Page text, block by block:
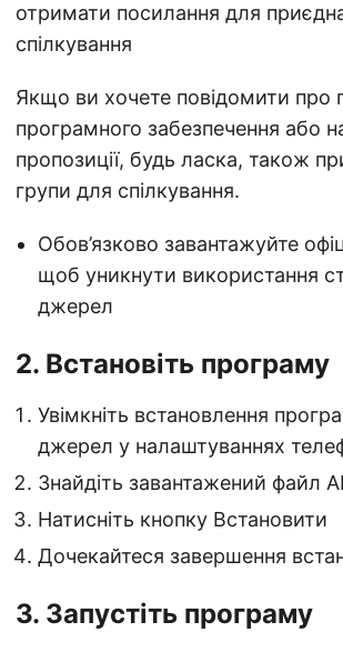
отримати посилання для
спілкування
Якщо ви хочете повідомити про
програмного забезпечення або
пропозиції, будь ласка, також
групи для спілкування.
Обов’язково завантажуйте
щоб уникнути використання
джерел
2. Встановіть програму
Увімкніть встановлення
джерел у налаштуваннях
Знайдіть завантажений файл
Натисніть кнопку Встановити
Дочекайтеся завершення
3. Запустіть програму